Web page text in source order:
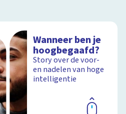
Wanneer ben je
hoogbegaafd?
Story over de voor-
en nadelen van hoge
intelligentie